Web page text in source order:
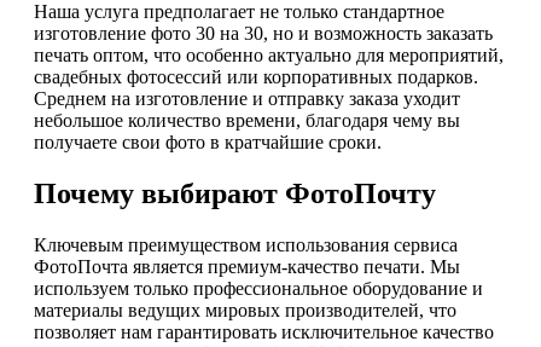
Наша услуга предполагает не только стандартное
изготовление фото 30 на 30, но и возможность заказать
печать оптом, что особенно актуально для мероприятий,
свадебных фотосессий или корпоративных подарков.
Среднем на изготовление и отправку заказа уходит
небольшое количество времени, благодаря чему вы
получаете свои фото в кратчайшие сроки.
Почему выбирают ФотоПочту
Ключевым преимуществом использования сервиса
ФотоПочта является премиум-качество печати. Мы
используем только профессиональное оборудование и
материалы ведущих мировых производителей, что
позволяет нам гарантировать исключительное качество